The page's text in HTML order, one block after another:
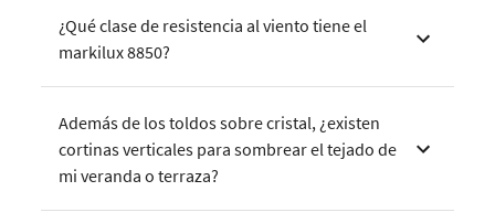
¿Qué clase de resistencia al viento tiene el
markilux 8850?
Además de los toldos sobre cristal, ¿existen
cortinas verticales para sombrear el tejado de
mi veranda o terraza?